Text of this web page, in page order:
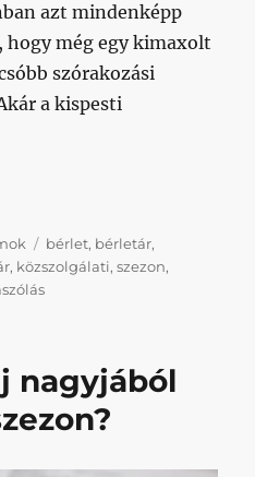
azt mindenképp
még egy kimaxolt
szórakozási
a kispesti
egy maxos szezon?
Címke
bérlet, bérletár,
, közszolgálati,szezon,
Mennyibe
maxos
szezon?
(2023/24)
bejegyzéshez
nagyjából